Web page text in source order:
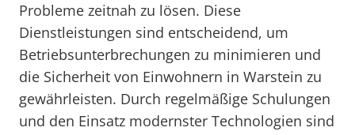
Probleme zeitnah zu lösen. Diese
Dienstleistungen sind entscheidend, um
Betriebsunterbrechungen zu minimieren und
die Sicherheit von Einwohnern in Warstein zu
gewährleisten. Durch regelmäßige Schulungen
und den Einsatz modernster Technologien sind